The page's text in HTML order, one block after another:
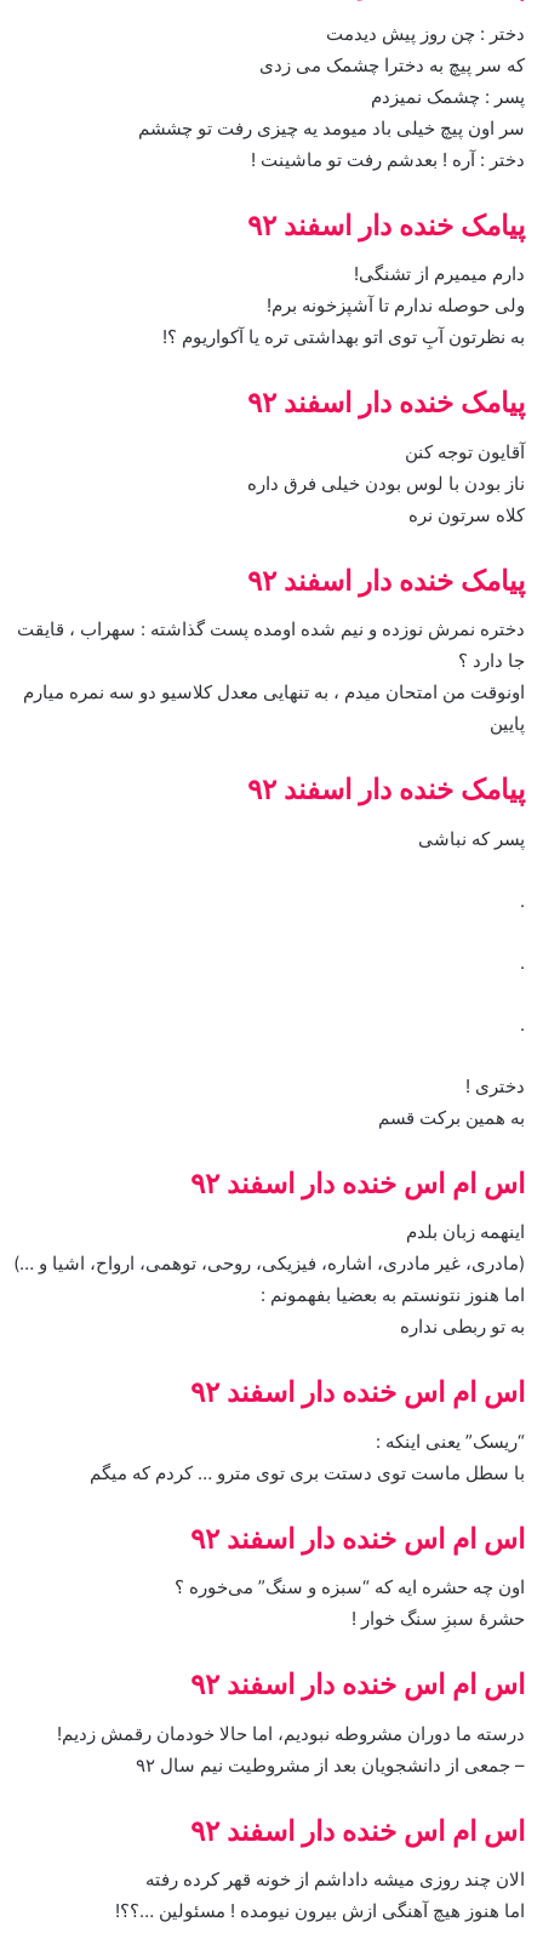
دختر : چن روز پیش دیدمت
که سر پیچ به دخترا چشمک می زدی
پسر : چشمک نمیزدم
سر اون پیچ خیلی باد میومد یه چیزی رفت تو چششم
دختر : آره ! بعدشم رفت تو ماشینت !
پیامک خنده دار اسفند ۹۲
دارم میمیرم از تشنگی!
ولی حوصله ندارم تا آشپزخونه برم!
به نظرتون آبِ توی اتو بهداشتی تره یا آکواریوم ؟!
پیامک خنده دار اسفند ۹۲
آقایون توجه کنن
ناز بودن با لوس بودن خیلی فرق داره
کلاه سرتون نره
پیامک خنده دار اسفند ۹۲
دختره نمرش نوزده و نیم شده اومده پست گذاشته : سهراب ، قایقت
جا دارد ؟
اونوقت من امتحان میدم ، به تنهایی معدل کلاسیو دو سه نمره میارم
پایین
پیامک خنده دار اسفند ۹۲
پسر که نباشی
.
.
.
دختری !
به همین برکت قسم
اس ام اس خنده دار اسفند ۹۲
اینهمه زبان بلدم
(مادری، غیر مادری، اشاره، فیزیکی، روحی، توهمی، ارواح، اشیا و …)
اما هنوز نتونستم به بعضیا بفهمونم :
به تو ربطی نداره
اس ام اس خنده دار اسفند ۹۲
“ریسک” یعنی اینکه :
با سطل ماست توی دستت بری توی مترو … کردم که میگم
اس ام اس خنده دار اسفند ۹۲
اون چه حشره ایه که “سبزه و سنگ” می‌خوره ؟
حشرۀ سبزِ سنگ خوار !
اس ام اس خنده دار اسفند ۹۲
درسته ما دوران مشروطه نبودیم، اما حالا خودمان رقمش زدیم!
– جمعی از دانشجویان بعد از مشروطیت نیم سال ۹۲
اس ام اس خنده دار اسفند ۹۲
الان چند روزی میشه داداشم از خونه قهر کرده رفته
اما هنوز هیچ آهنگی ازش بیرون نیومده ! مسئولین …؟؟!